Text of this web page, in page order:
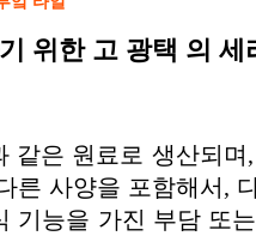
위한 고 광택 의 세
같은 원료로 생산되
른 사양을 포함해서,
기능을 가진 부담 또